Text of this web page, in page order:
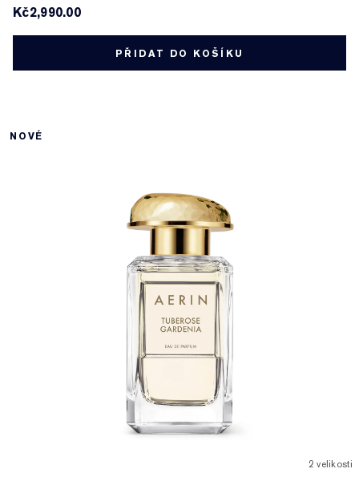
Kč2,990.00
PŘIDAT DO KOŠÍKU
NOVÉ
2 velikosti